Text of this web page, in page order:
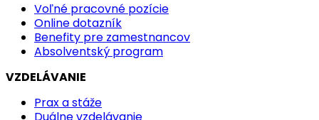
Voľné pracovné pozície
Online dotazník
Benefity pre zamestnancov
Absolventský program
VZDELÁVANIE
Prax a stáže